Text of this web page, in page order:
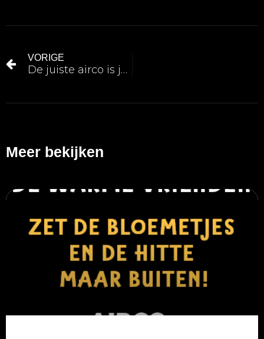
VORIGE
De juiste airco is je beste maatje, het hele jaar door.
Meer bekijken